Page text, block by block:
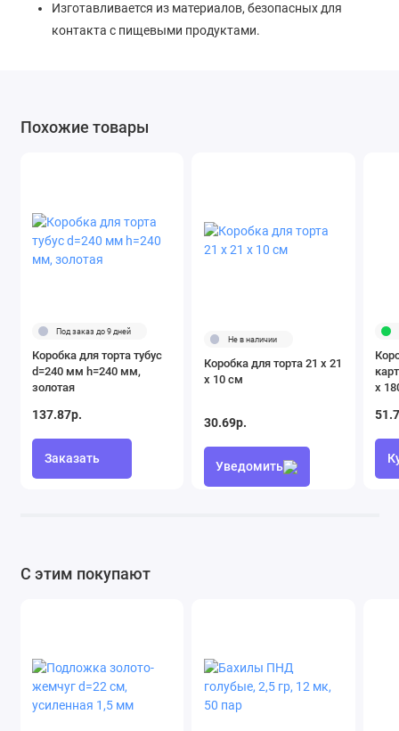
Изготавливается из материалов, безопасных для
контакта с пищевыми продуктами.
Похожие товары
Под заказ до 9 дней
Коробка для торта тубус
d=240 мм h=240 мм,
золотая
137.87р.
Заказать
Не в наличии
Коробка для торта 21 х 21
х 10 см
30.69р.
Уведомить
х
С этим покупают